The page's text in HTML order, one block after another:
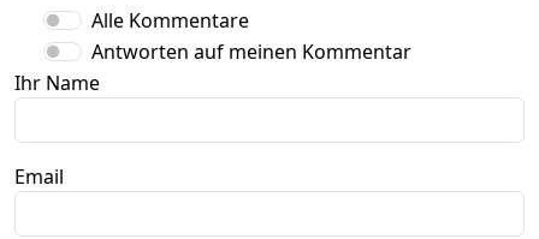
Alle Kommentare
Antworten auf meinen Kommentar
Ihr Name
Email